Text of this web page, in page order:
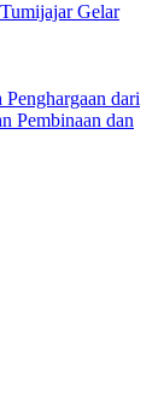
Gelar
dari
Pembinaan dan